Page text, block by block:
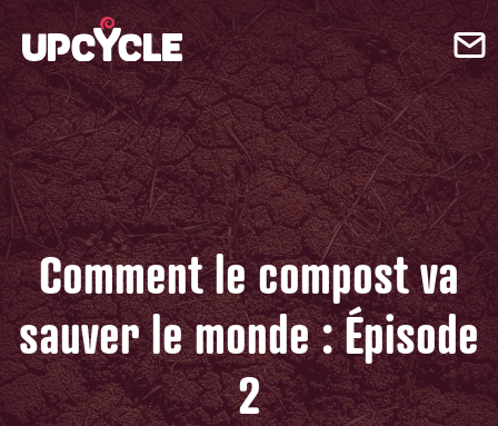
Comment le compost va
sauver le monde : Épisode
2